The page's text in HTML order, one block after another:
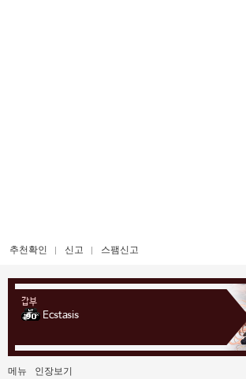
추천확인 신고 스팸신고
갑부
Ecstasis
메뉴 인장보기